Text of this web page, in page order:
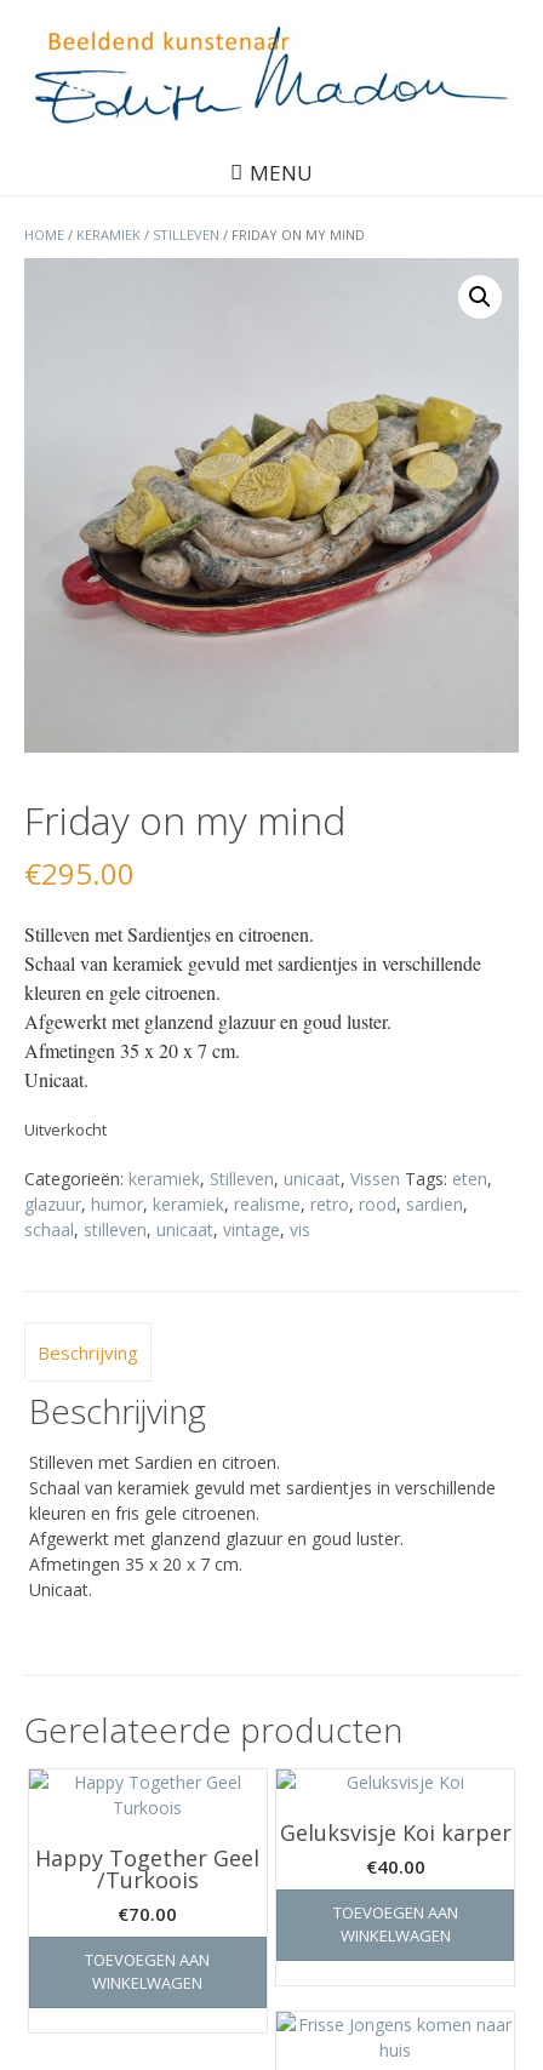
MENU
HOME / KERAMIEK / STILLEVEN / FRIDAY ON MY MIND
Friday on my mind
€295.00
Stilleven met Sardientjes en citroenen.
Schaal van keramiek gevuld met sardientjes in verschillende
kleuren en gele citroenen.
Afgewerkt met glanzend glazuur en goud luster.
Afmetingen 35 x 20 x 7 cm.
Unicaat.
Uitverkocht
Categorieën: keramiek, Stilleven, unicaat, Vissen Tags: eten,
glazuur, humor, keramiek, realisme, retro, rood, sardien,
schaal, stilleven, unicaat, vintage, vis
Beschrijving
Beschrijving
Stilleven met Sardien en citroen.
Schaal van keramiek gevuld met sardientjes in verschillende
kleuren en fris gele citroenen.
Afgewerkt met glanzend glazuur en goud luster.
Afmetingen 35 x 20 x 7 cm.
Unicaat.
Gerelateerde producten
Happy Together Geel
/Turkoois
€70.00
TOEVOEGEN AAN
WINKELWAGEN
Geluksvisje Koi karper
€40.00
TOEVOEGEN AAN
WINKELWAGEN